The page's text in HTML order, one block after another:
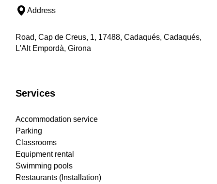
Address
Road, Cap de Creus, 1, 17488, Cadaqués, Cadaqués,
L'Alt Empordà, Girona
Services
Accommodation service
Parking
Classrooms
Equipment rental
Swimming pools
Restaurants (Installation)